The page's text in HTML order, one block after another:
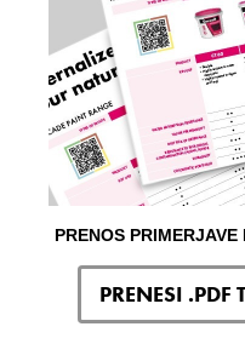
PRENOS
PRENESI .PDF